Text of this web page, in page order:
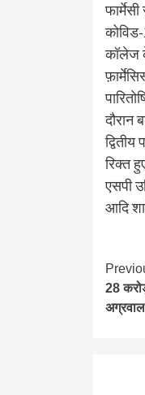
कॉलेज
दौरान
रिक्त
एसपी
आदि
28
अग्रवाल